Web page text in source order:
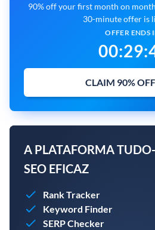
90% off your first month on
30-minute offer is
OFFER ENDS
00:29:
CLAIM 90%
A PLATAFORMA
SEO EFICAZ
Rank Tracker
Keyword Finder
SERP Checker